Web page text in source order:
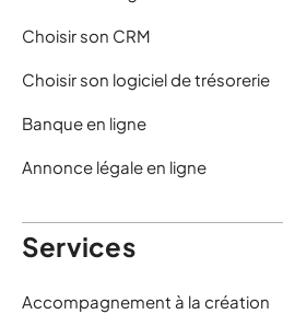
Choisir son CRM
Choisir son logiciel de trésorerie
Banque en ligne
Annonce légale en ligne
Services
Accompagnement à la création